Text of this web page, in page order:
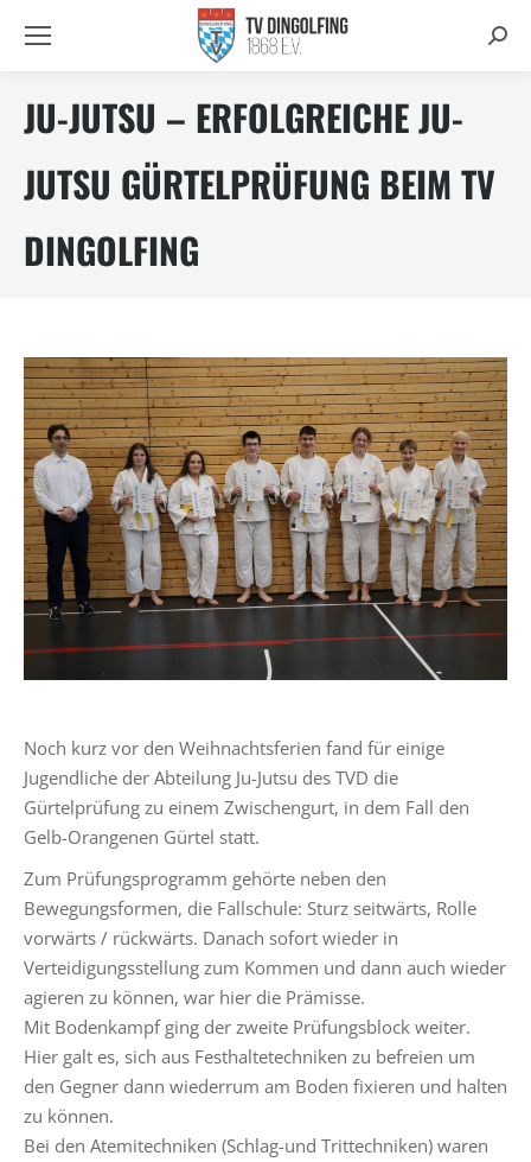
JU-JUTSU – ERFOLGREICHE JU-
JUTSU GÜRTELPRÜFUNG BEIM TV
DINGOLFING
Noch kurz vor den Weihnachtsferien fand für einige
Jugendliche der Abteilung Ju-Jutsu des TVD die
Gürtelprüfung zu einem Zwischengurt, in dem Fall den
Gelb-Orangenen Gürtel statt.
Zum Prüfungsprogramm gehörte neben den
Bewegungsformen, die Fallschule: Sturz seitwärts, Rolle
vorwärts / rückwärts. Danach sofort wieder in
Verteidigungsstellung zum Kommen und dann auch wieder
agieren zu können, war hier die Prämisse.
Mit Bodenkampf ging der zweite Prüfungsblock weiter.
Hier galt es, sich aus Festhaltetechniken zu befreien um
den Gegner dann wiederrum am Boden fixieren und halten
zu können.
Bei den Atemitechniken (Schlag-und Trittechniken) waren